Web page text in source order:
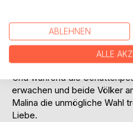
Sarastro - der sie
gefährlich nahekommt -
sie nicht beherrscht: der
Dunkler und gewaltiger als
Und während die
erwachen und beide Völker
Malina die unmögliche Wahl
Liebe.
ABLEHNEN
ALLE